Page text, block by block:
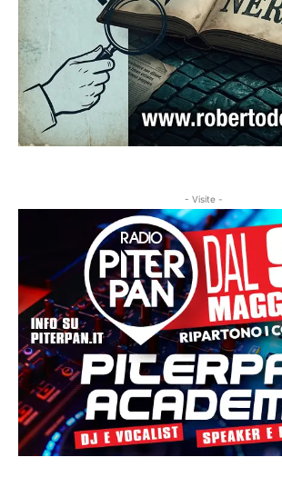
- Visite -